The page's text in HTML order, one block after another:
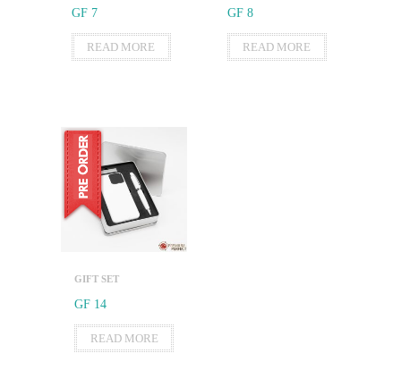
GF 7
READ MORE
GF 8
READ MORE
GIFT SET
GF 14
READ MORE